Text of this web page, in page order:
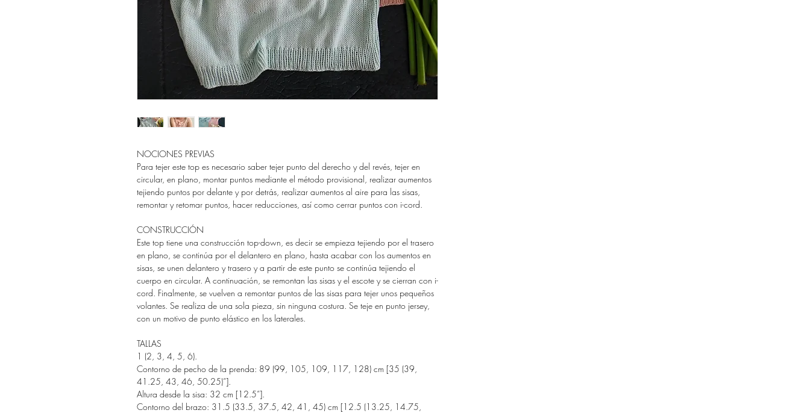
NOCIONES PREVIAS
Para tejer este top es necesario saber tejer punto del derecho y del revés, tejer en
circular, en plano, montar puntos mediante el método provisional, realizar aumentos
tejiendo puntos por delante y por detrás, realizar aumentos al aire para las sisas,
remontar y retomar puntos, hacer reducciones, así como cerrar puntos con i-cord.
CONSTRUCCIÓN
Este top tiene una construcción top-down, es decir se empieza tejiendo por el trasero
en plano, se continúa por el delantero en plano, hasta acabar con los aumentos en
sisas, se unen delantero y trasero y a partir de este punto se continúa tejiendo el
cuerpo en circular. A continuación, se remontan las sisas y el escote y se cierran con i-
cord. Finalmente, se vuelven a remontar puntos de las sisas para tejer unos pequeños
volantes. Se realiza de una sola pieza, sin ninguna costura. Se teje en punto jersey,
con un motivo de punto elástico en los laterales.
TALLAS
1 (2, 3, 4, 5, 6).
Contorno de pecho de la prenda: 89 (99, 105, 109, 117, 128) cm [35 (39,
41.25, 43, 46, 50.25)”].
Altura desde la sisa: 32 cm [12.5”].
Contorno del brazo: 31.5 (33.5, 37.5, 42, 41, 45) cm [12.5 (13.25, 14.75,